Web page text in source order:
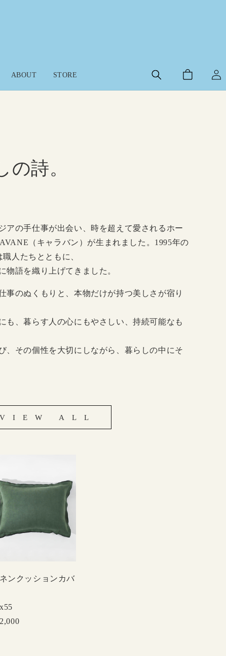
ABOUT STORE
ー
グ
イ
詩。
アの手仕事が出会い、時を超えて愛されるホー
（キャラバン）が生まれました。1995年の
人たちとともに、
物語を織り上げてきました。
事のぬくもりと、本物だけが持つ美しさが宿り
も、暮らす人の心にもやさしい、持続可能なも
、その個性を大切にしながら、暮らしの中にそ
VIEW ALL
ンクッションカバ